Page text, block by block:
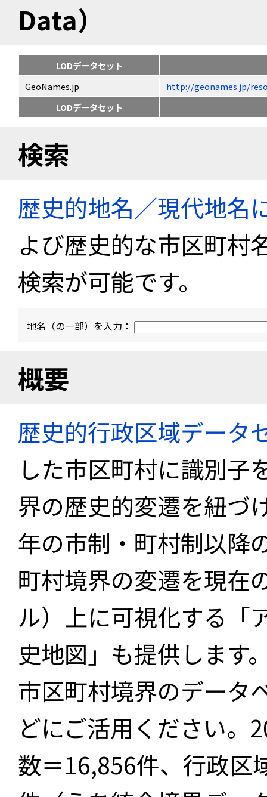
Data）
LODデータセット
GeoNames.jp
http://geonames.jp/
LODデータセット
検索
歴史的地名／現代地名
よび歴史的な市区町村
検索が可能です。
地名（の一部）を入力：
概要
歴史的行政区域データ
した市区町村に識別子
界の歴史的変遷を紐づ
年の市制・町村制以降
町村境界の変遷を現在
ル）上に可視化する「
史地図」も提供します
市区町村境界のデータ
どにご活用ください。
数＝16,856件、行政区